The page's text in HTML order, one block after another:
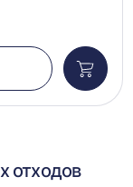
в
отходов